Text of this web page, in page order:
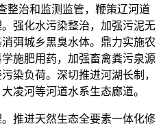
整治和监测监管，鞭策辽河道
强化水污染整治，加强污泥无
弭城乡黑臭水体。鼎力实施农
施肥用药，加强畜禽粪污泉源
染负荷。深切推进河湖长制，
凌河等河道水系生态廊道。
进天然生态全要素一体化修